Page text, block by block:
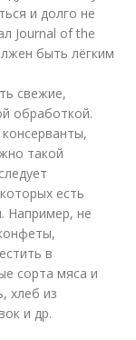
и долго не
Journal of the
быть лёгким
свежие,
обработкой.
такой
есть
Например, не
в
сорта мяса и
хлеб из
и др.